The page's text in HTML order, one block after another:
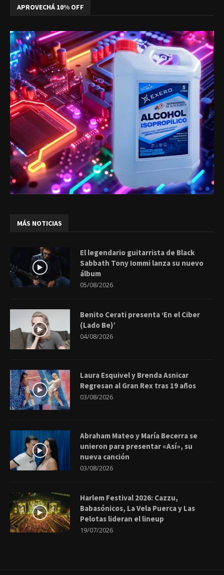
APROVECHÁ 10% OFF
MÁS NOTICIAS
El legendario guitarrista de Black
Sabbath Tony Iommi lanza su nuevo
álbum
05/08/2026
Benito Cerati presenta ‘En el Ciber
(Lado Be)’
04/08/2026
Laura Esquivel y Brenda Asnicar
Regresan al Gran Rex tras 19 años
03/08/2026
Abraham Mateo y María Becerra se
unieron para presentar «Así», su
nueva canción
03/08/2026
Harlem Festival 2026: Cazzu,
Babasónicos, La Vela Puerca y Las
Pelotas lideran el lineup
19/07/2026